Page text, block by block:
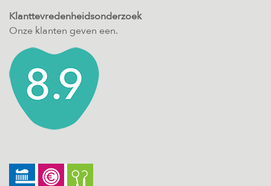
Klanttevredenheidsonderzoek
Onze klanten geven een.